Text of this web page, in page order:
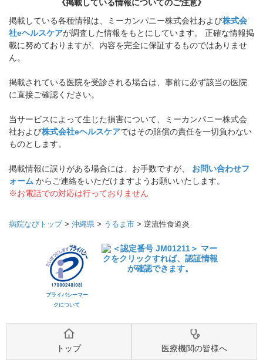
《掲載している情報についてのご注意》
掲載している各種情報は、ミーカンパニー株式会社および株式会
社eヘルスケアが調査した情報をもとにしています。 正確な情報掲
載に努めておりますが、内容を完全に保証するものではありませ
ん。
掲載されている医院を受診される場合は、事前に必ず該当の医院
に直接ご確認ください。
当サービスによって生じた損害について、ミーカンパニー株式会
社および株式会社eヘルスケアではその賠償の責任を一切負わない
ものとします。
掲載情報に誤りがある場合には、お手数ですが、 お問い合わせフ
ォーム からご連絡をいただけますようお願いいたします。
※お電話での対応は行っておりません
病院なびトップ> 沖縄県 > うるま市 > 逆流性食道炎
プライバシーマー
クについて
トップ 医療機関の皆様へ